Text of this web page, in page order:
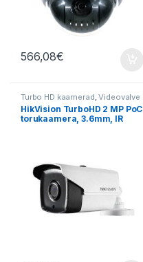
566,08€
Turbo HD kaamerad ,Videovalve
HikVision TurboHD 2 MP PoC
torukaamera, 3.6mm, IR